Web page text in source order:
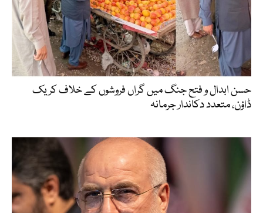
حسن ابدال و فتح جنگ میں گراں فروشوں کے خلاف کریک
ڈاؤن، متعدد دکاندار جرمانہ